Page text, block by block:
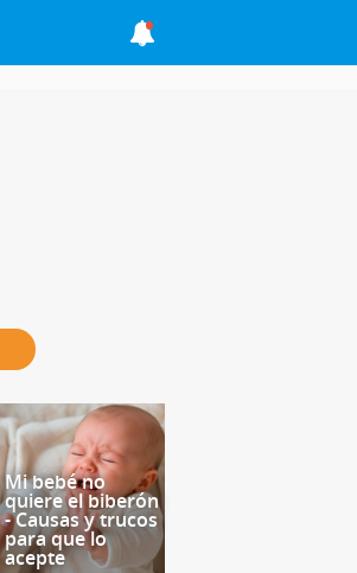
Mi bebé no
quiere el biberón
- Causas y trucos
para que lo
acepte